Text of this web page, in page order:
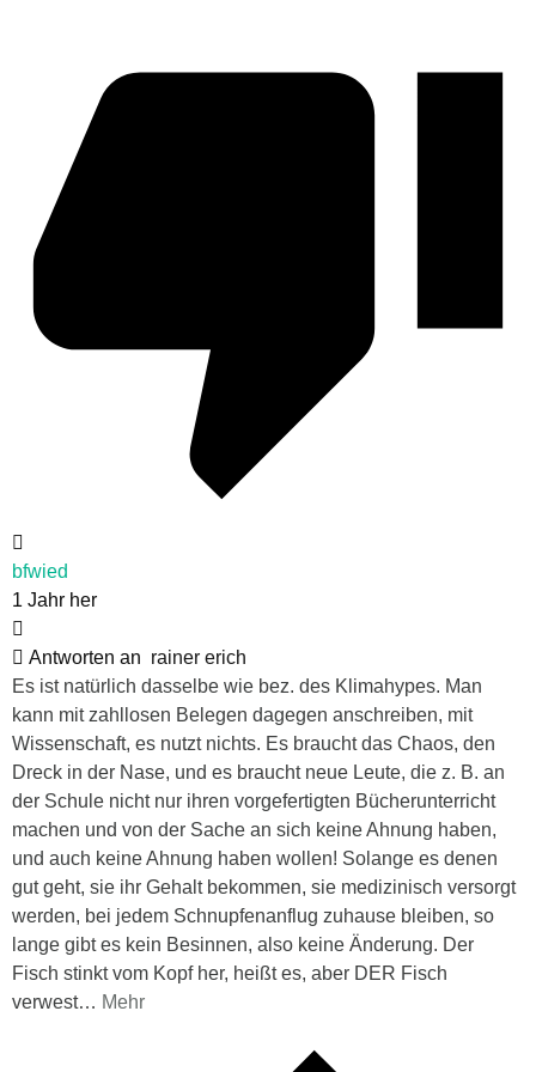
bfwied
1 Jahr her
Antworten an rainer erich
Es ist natürlich dasselbe wie bez. des Klimahypes. Man
kann mit zahllosen Belegen dagegen anschreiben, mit
Wissenschaft, es nutzt nichts. Es braucht das Chaos, den
Dreck in der Nase, und es braucht neue Leute, die z. B. an
der Schule nicht nur ihren vorgefertigten Bücherunterricht
machen und von der Sache an sich keine Ahnung haben,
und auch keine Ahnung haben wollen! Solange es denen
gut geht, sie ihr Gehalt bekommen, sie medizinisch versorgt
werden, bei jedem Schnupfenanflug zuhause bleiben, so
lange gibt es kein Besinnen, also keine Änderung. Der
Fisch stinkt vom Kopf her, heißt es, aber DER Fisch
verwest… Mehr